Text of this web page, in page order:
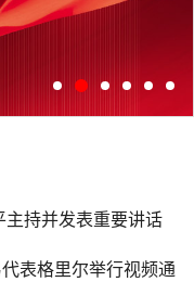
持并发表重要讲话
表格里尔举行视频通